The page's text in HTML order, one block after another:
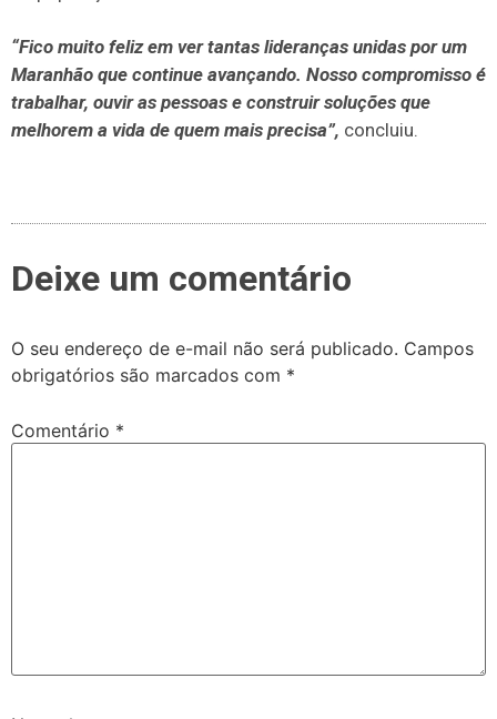
“Fico muito feliz em ver tantas lideranças unidas por um
Maranhão que continue avançando. Nosso compromisso é
trabalhar, ouvir as pessoas e construir soluções que
melhorem a vida de quem mais precisa”, concluiu.
Deixe um comentário
O seu endereço de e-mail não será publicado. Campos
obrigatórios são marcados com *
Comentário *